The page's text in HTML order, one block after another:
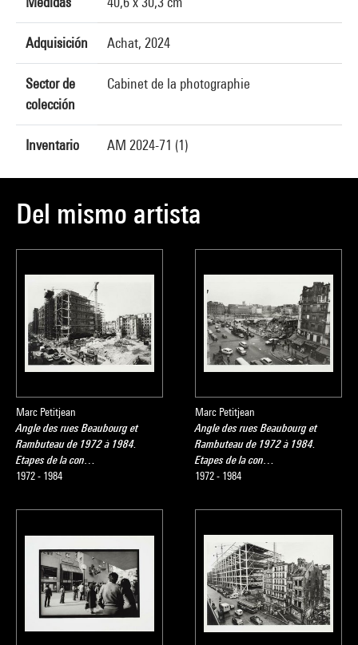
Adquisición Achat, 2024
Sector de
colección
Cabinet de la photographie
Inventario AM 2024-71 (1)
Del mismo artista
Marc Petitjean
Angle des rues Beaubourg et
Rambuteau de 1972 à 1984.
Etapes de la con…
1972 - 1984
Marc Petitjean
Angle des rues Beaubourg et
Rambuteau de 1972 à 1984.
Etapes de la con…
1972 - 1984